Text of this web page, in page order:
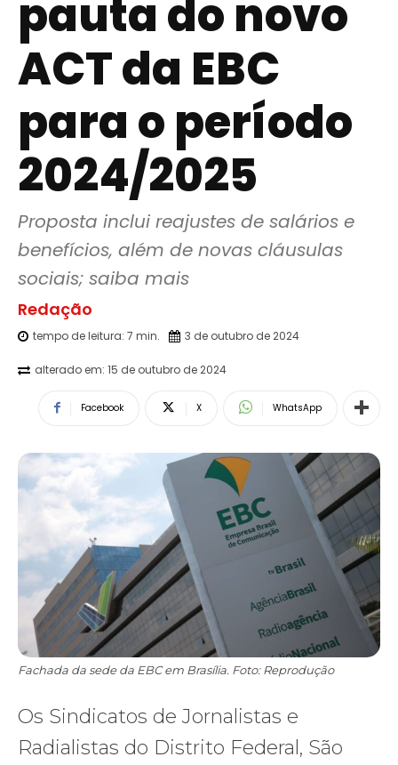
pauta do novo
ACT da EBC
para o período
2024/2025
Proposta inclui reajustes de salários e
benefícios, além de novas cláusulas
sociais; saiba mais
Redação
tempo de leitura: 7 min. 3 de outubro de 2024
alterado em: 15 de outubro de 2024
Facebook X WhatsApp
Fachada da sede da EBC em Brasília. Foto: Reprodução
Os Sindicatos de Jornalistas e
Radialistas do Distrito Federal, São